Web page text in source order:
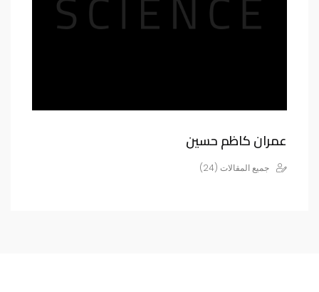
عمران كاظم حسين
جميع المقالات (24)